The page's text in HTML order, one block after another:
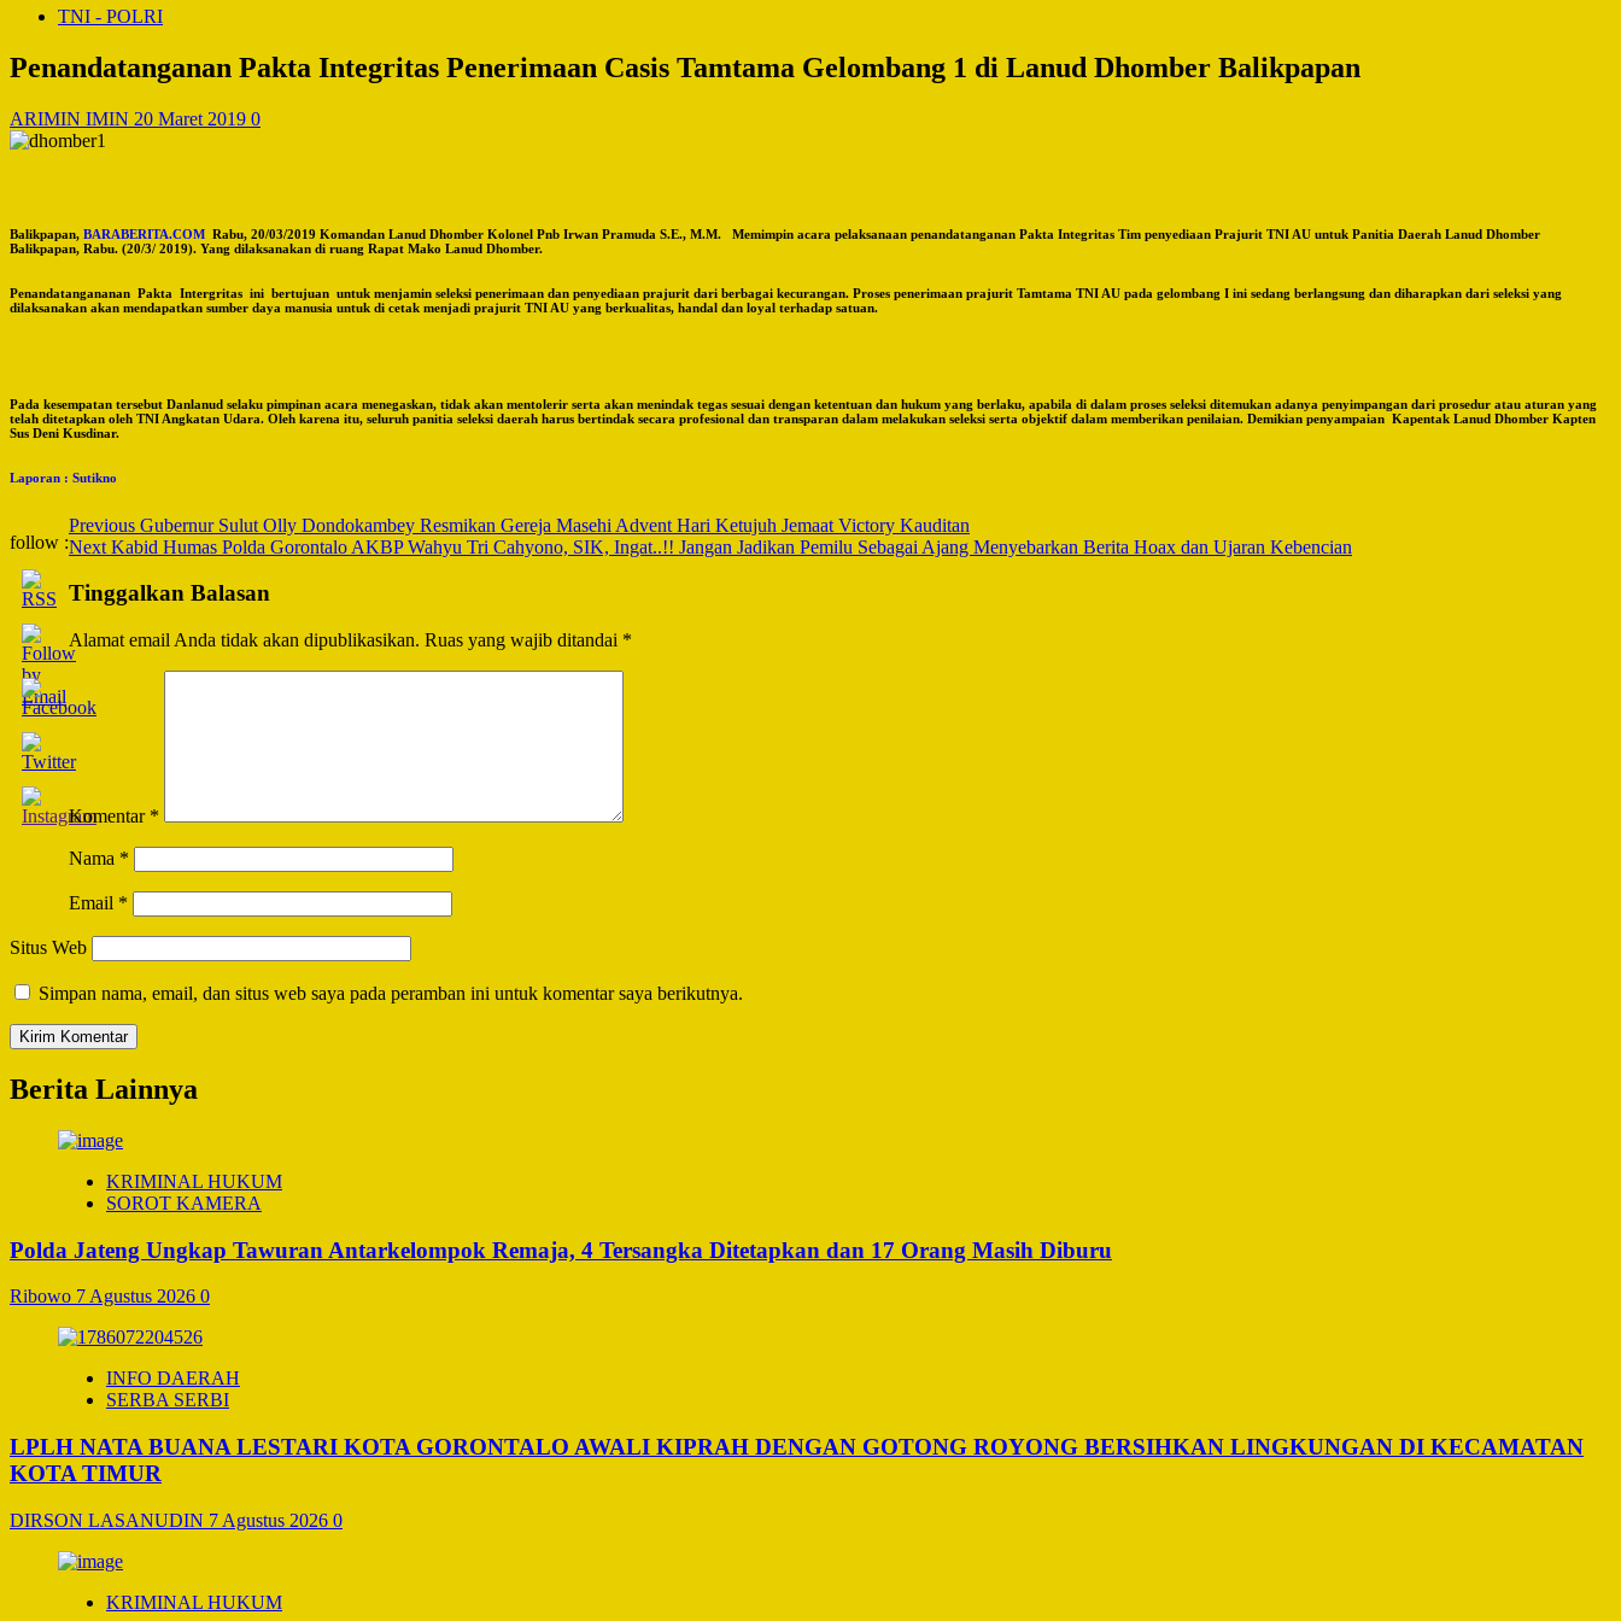
TNI - POLRI
Penandatanganan Pakta Integritas Penerimaan Casis Tamtama Gelombang 1 di Lanud Dhomber Balikpapan
ARIMIN IMIN 20 Maret 2019 0
Balikpapan, BARABERITA.COM Rabu, 20/03/2019 Komandan Lanud Dhomber Kolonel Pnb Irwan Pramuda S.E., M.M. Memimpin acara pelaksanaan penandatanganan Pakta Integritas Tim penyediaan Prajurit TNI AU untuk Panitia Daerah Lanud Dhomber
Balikpapan, Rabu. (20/3/ 2019). Yang dilaksanakan di ruang Rapat Mako Lanud Dhomber.
Penandatangananan Pakta Intergritas ini bertujuan untuk menjamin seleksi penerimaan dan penyediaan prajurit dari berbagai kecurangan. Proses penerimaan prajurit Tamtama TNI AU pada gelombang I ini sedang berlangsung dan diharapkan dari seleksi yang
dilaksanakan akan mendapatkan sumber daya manusia untuk di cetak menjadi prajurit TNI AU yang berkualitas, handal dan loyal terhadap satuan.
Pada kesempatan tersebut Danlanud selaku pimpinan acara menegaskan, tidak akan mentolerir serta akan menindak tegas sesuai dengan ketentuan dan hukum yang berlaku, apabila di dalam proses seleksi ditemukan adanya penyimpangan dari prosedur atau aturan yang
telah ditetapkan oleh TNI Angkatan Udara. Oleh karena itu, seluruh panitia seleksi daerah harus bertindak secara profesional dan transparan dalam melakukan seleksi serta objektif dalam memberikan penilaian. Demikian penyampaian Kapentak Lanud Dhomber Kapten
Sus Deni Kusdinar.
Laporan : Sutikno
follow :
Post
Navigation
Previous Gubernur Sulut Olly Dondokambey Resmikan Gereja Masehi Advent Hari Ketujuh Jemaat Victory Kauditan
Next Kabid Humas Polda Gorontalo AKBP Wahyu Tri Cahyono, SIK, Ingat..!! Jangan Jadikan Pemilu Sebagai Ajang Menyebarkan Berita Hoax dan Ujaran Kebencian
Tinggalkan Balasan
Alamat email Anda tidak akan dipublikasikan. Ruas yang wajib ditandai *
Komentar *
Nama *
Email *
Situs Web
Simpan nama, email, dan situs web saya pada peramban ini untuk komentar saya berikutnya.
Berita Lainnya
KRIMINAL HUKUM
SOROT KAMERA
Polda Jateng Ungkap Tawuran Antarkelompok Remaja, 4 Tersangka Ditetapkan dan 17 Orang Masih Diburu
Ribowo 7 Agustus 2026 0
INFO DAERAH
SERBA SERBI
LPLH NATA BUANA LESTARI KOTA GORONTALO AWALI KIPRAH DENGAN GOTONG ROYONG BERSIHKAN LINGKUNGAN DI KECAMATAN
KOTA TIMUR
DIRSON LASANUDIN 7 Agustus 2026 0
KRIMINAL HUKUM